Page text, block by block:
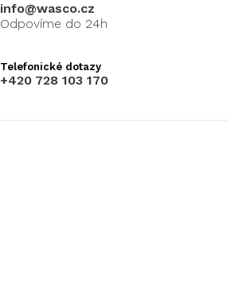
info@wasco.cz
+420 728 103 170